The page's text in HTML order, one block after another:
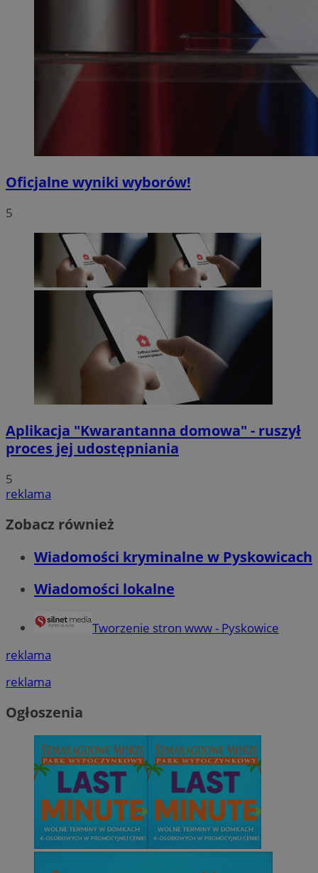
Oficjalne wyniki wyborów!
5
Aplikacja "Kwarantanna domowa" - ruszył
proces jej udostępniania
5
reklama
Zobacz również
Wiadomości kryminalne w Pyskowicach
Wiadomości lokalne
Tworzenie stron www - Pyskowice
reklama
reklama
Ogłoszenia